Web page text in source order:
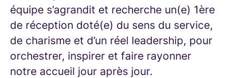
équipe s’agrandit et recherche un(e) 1ère
de réception doté(e) du sens du service,
de charisme et d’un réel leadership, pour
orchestrer, inspirer et faire rayonner
notre accueil jour après jour.